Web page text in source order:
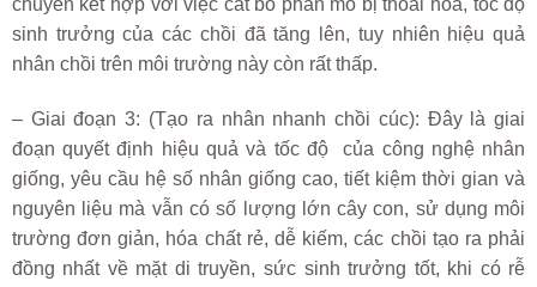
chuyển kết hợp với việc cắt bỏ phần mô bị thoái hóa, tốc độ
sinh trưởng của các chồi đã tăng lên, tuy nhiên hiệu quả
nhân chồi trên môi trường này còn rất thấp.
– Giai đoạn 3: (Tạo ra nhân nhanh chồi cúc): Đây là giai
đoạn quyết định hiệu quả và tốc độ của công nghệ nhân
giống, yêu cầu hệ số nhân giống cao, tiết kiệm thời gian và
nguyên liệu mà vẫn có số lượng lớn cây con, sử dụng môi
trường đơn giản, hóa chất rẻ, dễ kiếm, các chồi tạo ra phải
đồng nhất về mặt di truyền, sức sinh trưởng tốt, khi có rễ